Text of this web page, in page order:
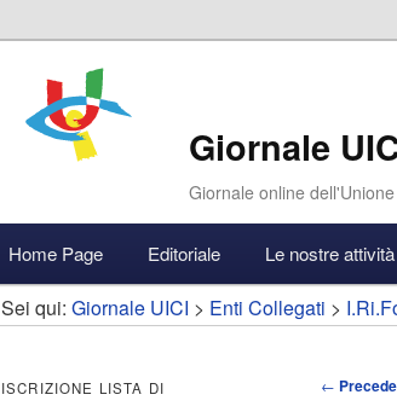
Giornale
Giornale online
Vai
al
contenuto
Vai
al
contenuto
Accedi
Home Page Editoriale Le nostre attività
Sei qui: Giornale UICI > Enti Collegati >
←
ISCRIZIONE LISTA DI